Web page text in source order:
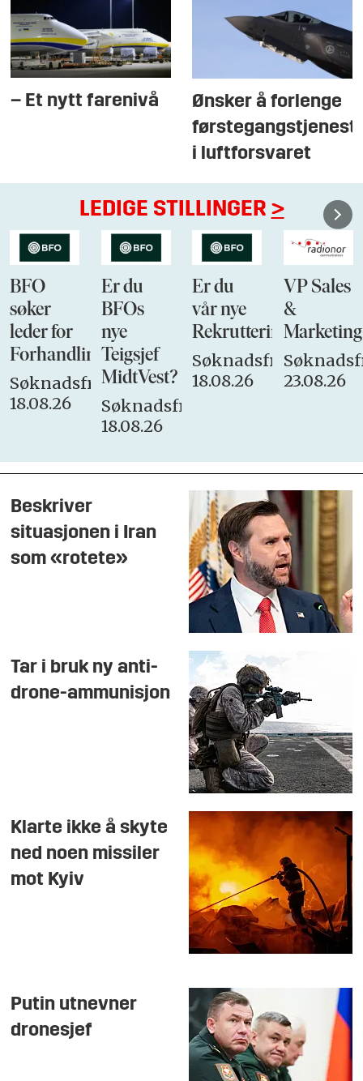
– Et nytt farenivå
Ønsker å forlenge
i luftforsvaret
LEDIGE STILLINGER >
BFO
søker
leder for
Forhandlingsutvalget
Søknadsfrist:
18.08.26
Er du
BFOs
nye
Teigsjef
MidtVest?
Søknadsfrist:
18.08.26
Er du
vår nye
Søknadsfrist:
18.08.26
VP Sales
&
Marketing
23.08.26
Beskriver
situasjonen i Iran
som «rotete»
Tar i bruk ny anti-
drone-ammunisjon
Klarte ikke å skyte
ned noen missiler
mot Kyiv
Putin utnevner
dronesjef